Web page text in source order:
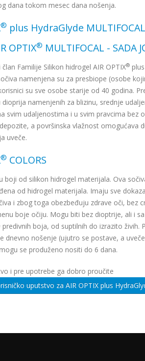
dana tokom mesec dana nošenja.
® plus HydraGlyde MULTIFOCAL
OPTIX® MULTIFOCAL - SADA
član Familije Silikon hidrogel AIR OPTIX®
namenjena su za presbiope (osobe
su sve osobe starije od 40 godina.
namenjenih za blizinu, srednje
svim udaljenostima i u svim pravcima bez
a površinska vlažnost
uveče.
® COLORS
boji od silikon hidrogel materijala. Ova
od hidrogel materijala. Imaju sve
i zbog toga obezbeđuju zdrave oči, bez
boje očiju. Mogu biti bez dioptrije, ali i
boja, od suptilnih do izrazito
dnevno nošenje (ujutro se postave, a
se produženo nositi do 6 dana.
i pre upotrebe ga dobro proučite
uputstvo za AIR OPTIX plus